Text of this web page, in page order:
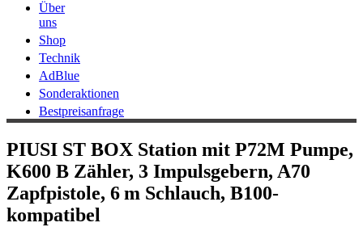
Über
uns
Shop
Technik
AdBlue
Sonderaktionen
Bestpreisanfrage
PIUSI ST BOX Station mit P72M Pumpe,
K600 B Zähler, 3 Impulsgebern, A70
Zapfpistole, 6 m Schlauch, B100-
kompatibel